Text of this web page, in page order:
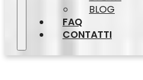
BLOG
FAQ
CONTATTI